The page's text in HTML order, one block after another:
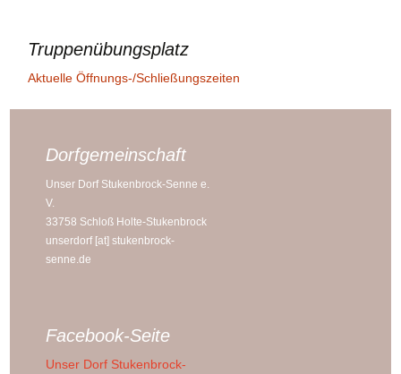
Truppenübungsplatz
Aktuelle Öffnungs-/Schließungszeiten
Dorfgemeinschaft
Unser Dorf Stukenbrock-Senne e.
V.
33758 Schloß Holte-Stukenbrock
unserdorf [at] stukenbrock-
senne.de
Facebook-Seite
Unser Dorf Stukenbrock-